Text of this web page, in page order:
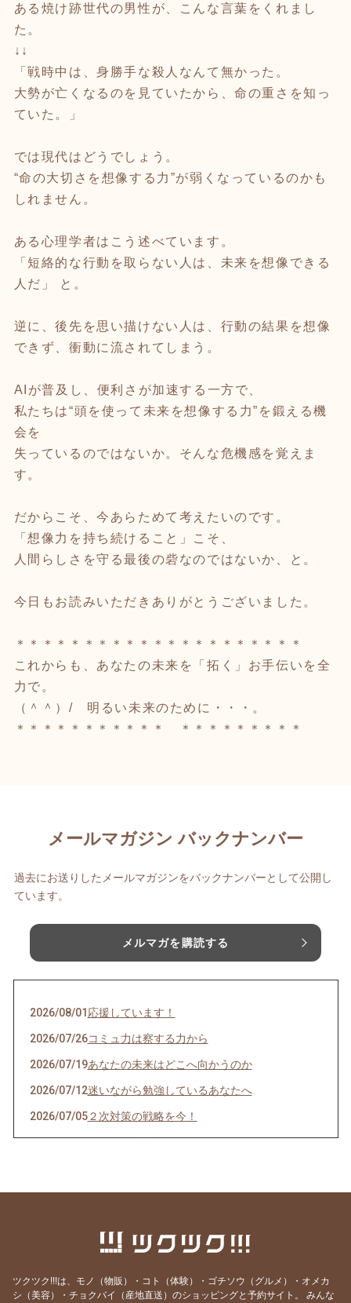
ある焼け跡世代の男性が、こんな言葉をくれまし
た。
↓↓
「戦時中は、身勝手な殺人なんて無かった。
大勢が亡くなるのを見ていたから、命の重さを知っ
ていた。」
では現代はどうでしょう。
“命の大切さを想像する力”が弱くなっているのかも
しれません。
ある心理学者はこう述べています。
「短絡的な行動を取らない人は、未来を想像できる
人だ」 と。
逆に、後先を思い描けない人は、行動の結果を想像
できず、衝動に流されてしまう。
AIが普及し、便利さが加速する一方で、
私たちは“頭を使って未来を想像する力”を鍛える機
会を
失っているのではないか。そんな危機感を覚えま
す。
だからこそ、今あらためて考えたいのです。
「想像力を持ち続けること」こそ、
人間らしさを守る最後の砦なのではないか、と。
今日もお読みいただきありがとうございました。
＊＊＊＊＊＊＊＊＊＊＊＊＊＊＊＊＊＊＊＊＊
これからも、あなたの未来を「拓く」お手伝いを全
力で。
（＾＾）/ 明るい未来のために・・・。
＊＊＊＊＊＊＊＊＊＊＊ ＊＊＊＊＊＊＊＊＊
メールマガジン バックナンバー
過去にお送りしたメールマガジンをバックナンバーとして公開し
ています。
メルマガを購読する
2026/08/01 応援しています！
2026/07/26コミュ力は察する力から
2026/07/19あなたの未来はどこへ向かうのか
2026/07/12迷いながら勉強しているあなたへ
2026/07/05２次対策の戦略を今！
2026/06/28マスクの副作用
2026/06/21新講座３つ、公開しました！
事例が迷子になる理由はSWOTにあり
2026/05/24不足の時代を生き抜く“無形の力”
ツクツク!!!は、モノ（物販）・コト（体験）・ゴチソウ（グルメ）・オメカ
シ（美容）・チョクバイ（産地直送）のショッピングと予約サイト。
みんな